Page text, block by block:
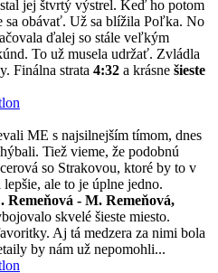
jej štvrtý výstrel. Keď ho potom
sa obávať. Už sa blížila Poľka. No
ďalej so stále veľkým
To už musela udržať. Zvládla
Finálna strata 4:32 a krásne šieste
ME s najsilnejším tímom, dnes
Tiež vieme, že podobnú
so Strakovou, ktoré by to v
ale to je úplne jedno.
Remeňová - M. Remeňová,
skvelé šieste miesto.
Aj tá medzera za nimi bola
by nám už nepomohli...